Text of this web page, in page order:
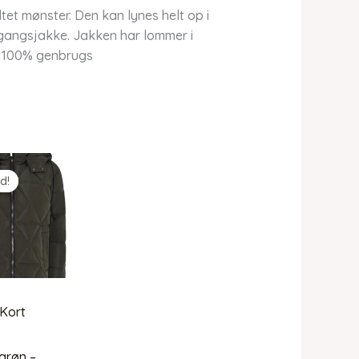
mønster. Den kan lynes helt op i
Jakken har lommer i
genbrugs